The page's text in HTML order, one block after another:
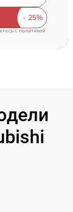
c политикой